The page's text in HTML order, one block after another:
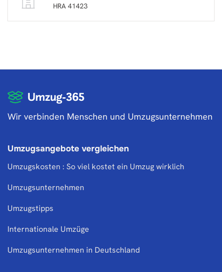
HRA 41423
Wir verbinden Menschen und Umzugsunternehmen
Umzugsangebote vergleichen
Umzugskosten : So viel kostet ein Umzug wirklich
Umzugsunternehmen
Umzugstipps
Internationale Umzüge
Umzugsunternehmen in Deutschland